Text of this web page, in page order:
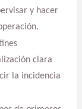
y hacer
clara
la incidencia